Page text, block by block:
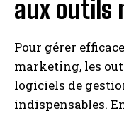
aux outils
Pour gérer
marketing, les
logiciels de
indispensables.